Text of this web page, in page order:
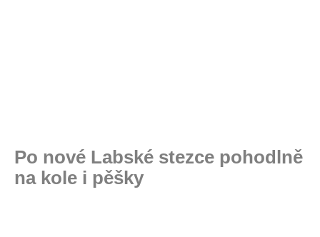
Po nové Labské stezce pohodlně
na kole i pěšky